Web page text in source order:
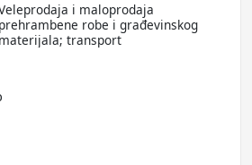
i maloprodaja
robe i građevinskog
materijala; transport